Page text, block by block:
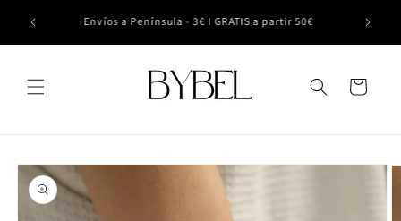
directamente
24 de Envíos a Península - 3€ I GRATIS a partir 50€
Carrito
directamente
a la
información
del producto